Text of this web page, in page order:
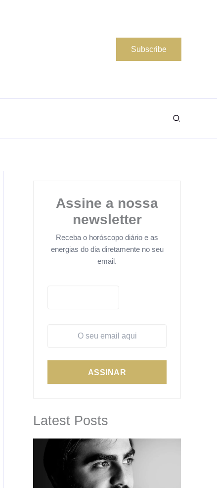
Subscribe
Search
Assine a nossa
newsletter
Receba o horóscopo diário e as
energias do dia diretamente no seu
email.
ASSINAR
Latest Posts